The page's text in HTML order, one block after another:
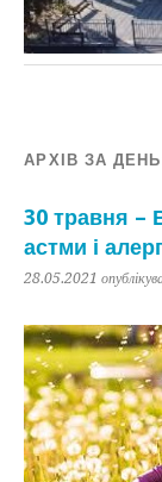
АРХІВ ЗА
30 травня –
астми і
28.05.2021